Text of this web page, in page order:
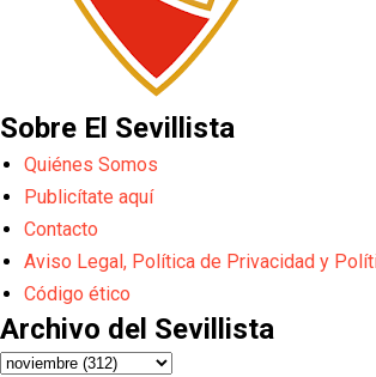
Sobre El Sevillista
Quiénes Somos
Publicítate aquí
Contacto
Aviso Legal, Política de Privacidad y
Código ético
Archivo del Sevillista